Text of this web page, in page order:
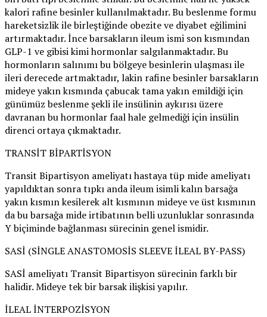
kalori rafine besinler kullanılmaktadır. Bu beslenme formu
hareketsizlik ile birleştiğinde obezite ve diyabet eğilimini
artırmaktadır. İnce barsakların ileum ismi son kısmından
GLP-1 ve gibisi kimi hormonlar salgılanmaktadır. Bu
hormonların salınımı bu bölgeye besinlerin ulaşması ile
ileri derecede artmaktadır, lakin rafine besinler barsakların
mideye yakın kısmında çabucak tama yakın emildiği için
günümüz beslenme şekli ile insülinin aykırısı üzere
davranan bu hormonlar faal hale gelmediği için insülin
direnci ortaya çıkmaktadır.
TRANSİT BİPARTİSYON
Transit Bipartisyon ameliyatı hastaya tüp mide ameliyatı
yapıldıktan sonra tıpkı anda ileum isimli kalın barsağa
yakın kısmın kesilerek alt kısmının mideye ve üst kısmının
da bu barsağa mide irtibatının belli uzunluklar sonrasında
Y biçiminde bağlanması sürecinin genel ismidir.
SASİ (SİNGLE ANASTOMOSİS SLEEVE İLEAL BY-PASS)
SASİ ameliyatı Transit Bipartisyon sürecinin farklı bir
halidir. Mideye tek bir barsak ilişkisi yapılır.
İLEAL İNTERPOZİSYON